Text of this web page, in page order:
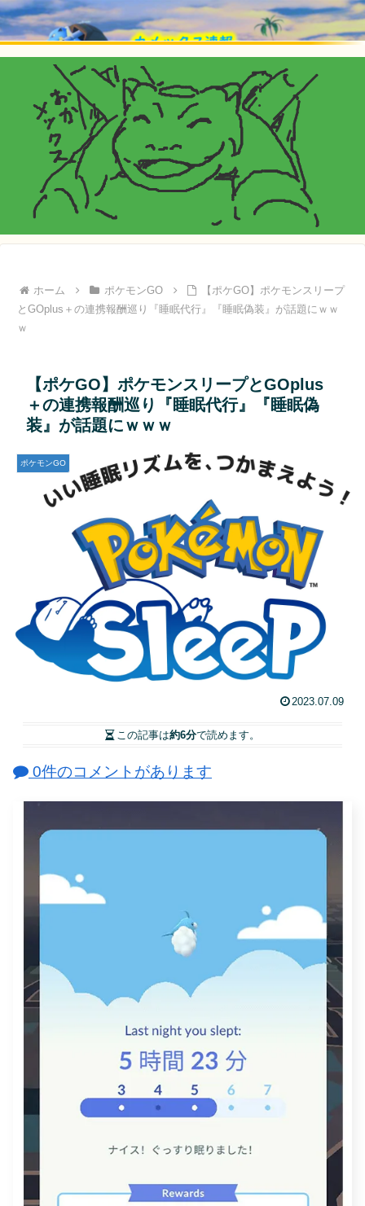
ホーム ポケモンGO
【ポケGO】ポケモンスリープ
とGOplus＋の連携報酬巡り『睡眠代行』『睡眠偽装』が話題にｗｗ
ｗ
【ポケGO】ポケモンスリープとGOplus
＋の連携報酬巡り『睡眠代行』『睡眠偽
装』が話題にｗｗｗ
ポケモンGO
2023.07.09
この記事は約6分で読めます。
0件のコメントがあります